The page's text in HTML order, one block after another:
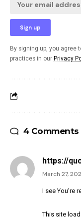
By signing up, you agree
practices in our Privacy
4 Comments
https://
March 27,
I see You’re
This site